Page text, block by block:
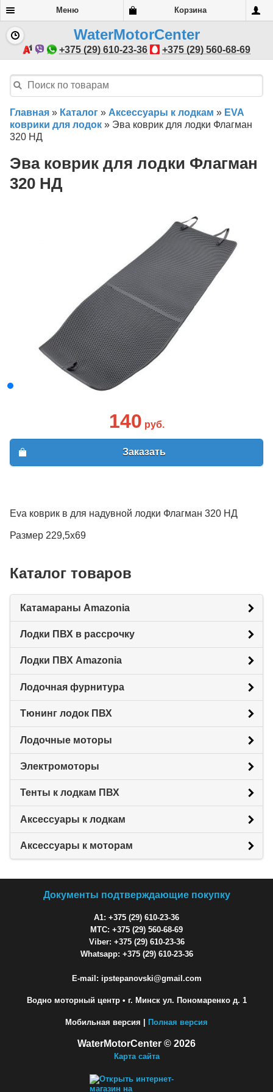
Меню Корзина
WaterMotorCenter
+375 (29) 610-23-36 +375 (29) 560-68-69
Главная » Каталог » Аксессуары к лодкам » EVA
коврики для лодок » Эва коврик для лодки Флагман
320 НД
Эва коврик для лодки Флагман
320 НД
140 руб.
Заказать
Eva коврик в для надувной лодки Флагман 320 НД
Размер 229,5х69
Каталог товаров
Катамараны Amazonia
Лодки ПВХ в рассрочку
Лодки ПВХ Amazonia
Лодочная фурнитура
Тюнинг лодок ПВХ
Лодочные моторы
Электромоторы
Тенты к лодкам ПВХ
Аксессуары к лодкам
Аксессуары к моторам
Документы подтверждающие покупку
A1: +375 (29) 610-23-36
МТС: +375 (29) 560-68-69
Viber: +375 (29) 610-23-36
Whatsapp: +375 (29) 610-23-36
E-mail: ipstepanovski@gmail.com
Водно моторный центр• г. Минск ул. Пономаренко д. 1
Мобильная версия | Полная версия
WaterMotorCenter © 2026
Карта сайта